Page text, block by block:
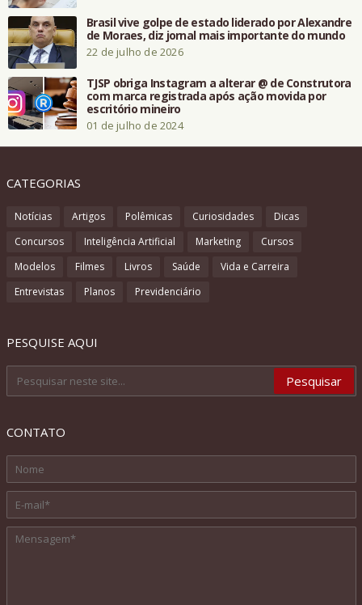
Brasil vive golpe de estado liderado por Alexandre
de Moraes, diz jornal mais importante do mundo
22 de julho de 2026
TJSP obriga Instagram a alterar @ de Construtora
com marca registrada após ação movida por
escritório mineiro
01 de julho de 2024
CATEGORIAS
Notícias Artigos Polêmicas Curiosidades
Dicas
Concursos
Inteligência Artificial Marketing
Cursos
Modelos
Filmes Livros Saúde
Vida e Carreira
Entrevistas
Planos Previdenciário
PESQUISE AQUI
CONTATO